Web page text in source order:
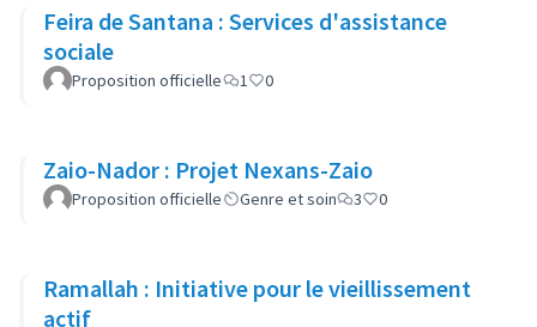
Feira de Santana : Services d'assistance
sociale
Proposition officielle 1 0
Zaio-Nador : Projet Nexans-Zaio
Proposition officielle Genre et soin 3 0
Ramallah : Initiative pour le vieillissement
actif